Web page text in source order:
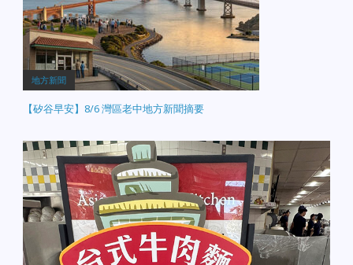
地方新聞
【矽谷早安】8/6 灣區老中地方新聞摘要